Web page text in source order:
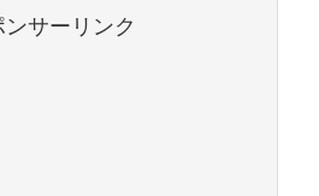
ンサーリンク